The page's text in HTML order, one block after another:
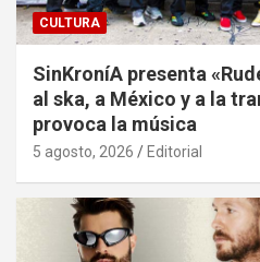
CULTURA
SinKroníA presenta
al ska, a México y a la
provoca la música
5 agosto, 2026 Editorial